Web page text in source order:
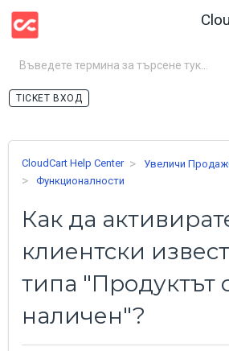
ВХОД
CloudCart Help Center
Увеличи
Функционалности
Как да
клиентски
типа "Продуктът
наличен"?